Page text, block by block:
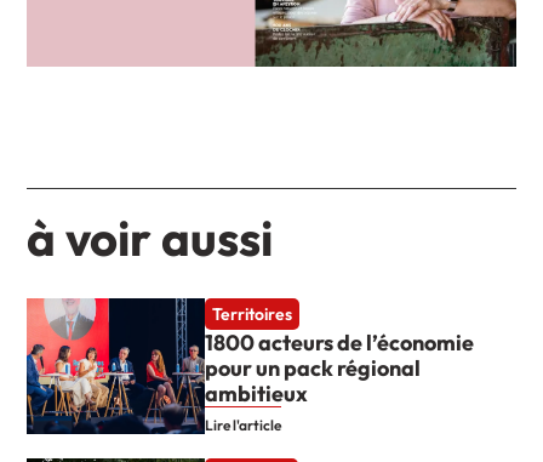
à voir aussi
Territoires
1800 acteurs de l’économie
pour un pack régional
ambitieux
Lire l'article